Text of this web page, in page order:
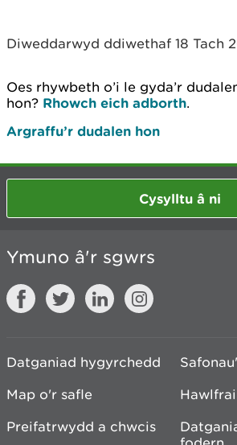
Diweddarwyd ddiwethaf 18 Tach
Oes rhywbeth o’i le gyda’r
hon? Rhowch eich adborth.
Argraffu’r dudalen hon
Cysylltu â ni
Ymuno â'r sgwrs
Datganiad hygyrchedd
Map o'r safle
Preifatrwydd a chwcis